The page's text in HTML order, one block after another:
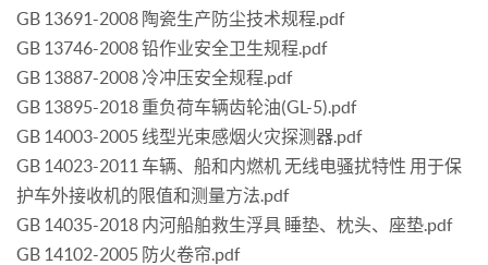
GB 13691-2008 陶瓷生产防尘技术规程.pdf
GB 13746-2008 铅作业安全卫生规程.pdf
GB 13887-2008 冷冲压安全规程.pdf
GB 13895-2018 重负荷车辆齿轮油(GL-5).pdf
GB 14003-2005 线型光束感烟火灾探测器.pdf
GB 14023-2011 车辆、船和内燃机 无线电骚扰特性 用于保
护车外接收机的限值和测量方法.pdf
GB 14035-2018 内河船舶救生浮具 睡垫、枕头、座垫.pdf
GB 14102-2005 防火卷帘.pdf